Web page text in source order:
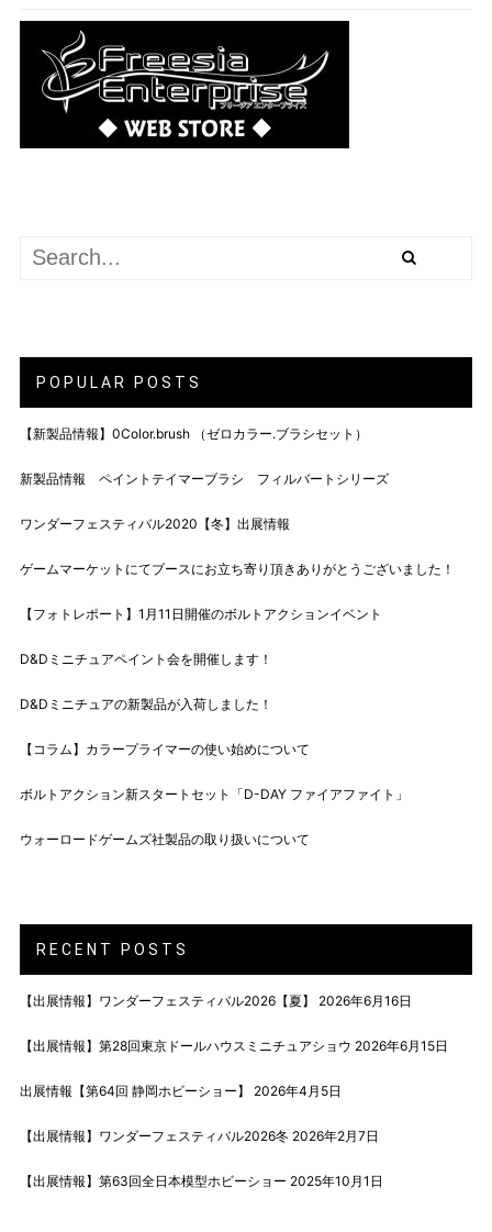
POPULAR POSTS
【新製品情報】0Color.brush （ゼロカラー.ブラシセット）
新製品情報 ペイントテイマーブラシ フィルバートシリーズ
ワンダーフェスティバル2020【冬】出展情報
ゲームマーケットにてブースにお立ち寄り頂きありがとうございました！
【フォトレポート】1月11日開催のボルトアクションイベント
D&Dミニチュアペイント会を開催します！
D&Dミニチュアの新製品が入荷しました！
【コラム】カラープライマーの使い始めについて
ボルトアクション新スタートセット「D-DAY ファイアファイト」
ウォーロードゲームズ社製品の取り扱いについて
RECENT POSTS
【出展情報】ワンダーフェスティバル2026【夏】 2026年6月16日
【出展情報】第28回東京ドールハウスミニチュアショウ 2026年6月15日
出展情報【第64回 静岡ホビーショー】 2026年4月5日
【出展情報】ワンダーフェスティバル2026冬 2026年2月7日
【出展情報】第63回全日本模型ホビーショー 2025年10月1日